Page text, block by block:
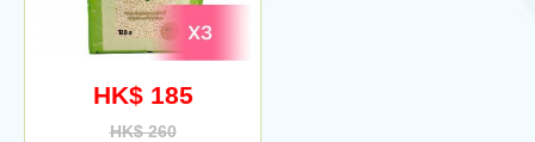
HK$ 185
HK$ 260